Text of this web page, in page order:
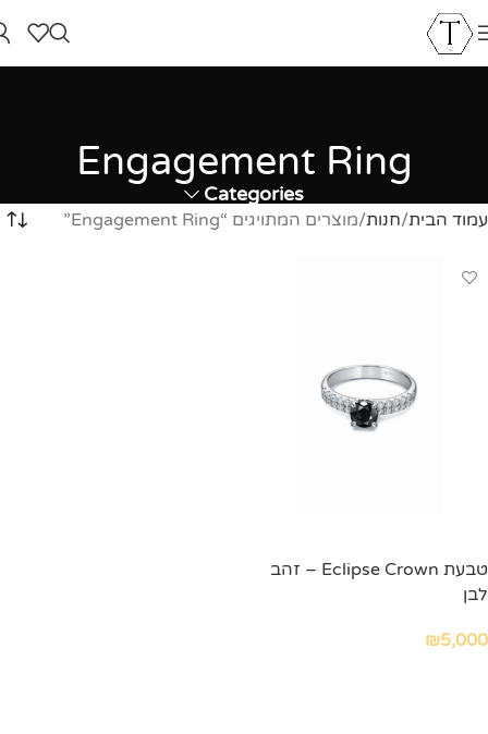
Engagement Ring
Categories
עמוד הבית חנות מוצרים המתויגים “Engagement Ring”
טבעת Eclipse Crown – זהב
לבן
₪5,000